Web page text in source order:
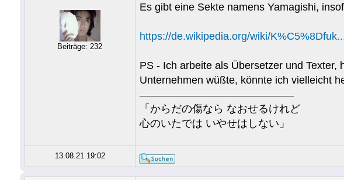
Beiträge: 232
Es gibt eine Sekte namens Yamagishi,
https://de.wikipedia.org/wiki/
PS - Ich arbeite als Übersetzer und
Unternehmen wüßte, könnte ich vielleicht
「からだの傷なら なおせるけれど
心のいたでは いやせはしない」
13.08.21 19:02